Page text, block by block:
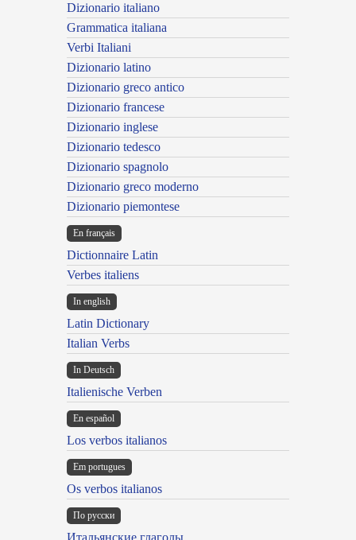
Dizionario italiano
Grammatica italiana
Verbi Italiani
Dizionario latino
Dizionario greco antico
Dizionario francese
Dizionario inglese
Dizionario tedesco
Dizionario spagnolo
Dizionario greco moderno
Dizionario piemontese
En français
Dictionnaire Latin
Verbes italiens
In english
Latin Dictionary
Italian Verbs
In Deutsch
Italienische Verben
En español
Los verbos italianos
Em portugues
Os verbos italianos
По русски